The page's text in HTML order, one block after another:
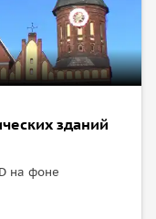
зданий
на фоне